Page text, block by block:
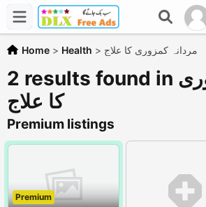
Home > Health > مردانہ کمزوری کا علاج
2 results found in مردانہ کمزوری
کا علاج
Premium listings
Premium